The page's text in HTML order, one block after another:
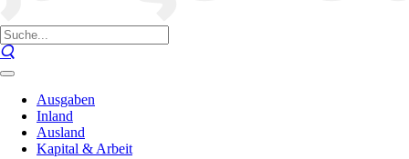
Ausgaben
Inland
Ausland
Kapital & Arbeit